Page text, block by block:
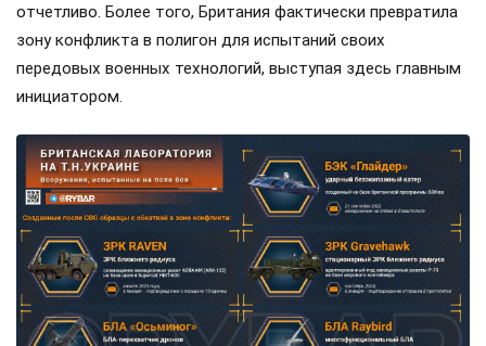
отчетливо. Более того, Британия фактически превратила
зону конфликта в полигон для испытаний своих
передовых военных технологий, выступая здесь главным
инициатором.